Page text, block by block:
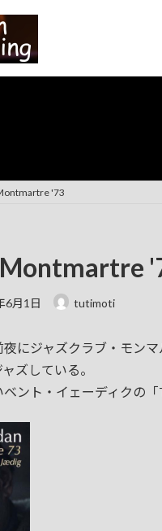
'73
6月1日 tutimoti
夜にジャズクラブ・モン
ズしている。
ント・イェーディクの「